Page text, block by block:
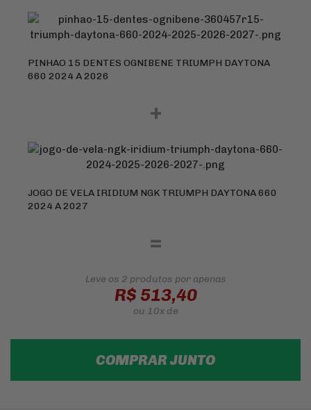
PINHAO 15 DENTES OGNIBENE TRIUMPH DAYTONA
660 2024 A 2026
+
JOGO DE VELA IRIDIUM NGK TRIUMPH DAYTONA 660
2024 A 2027
=
Leve os 2 produtos por apenas
R$ 513,40
ou 10xde
COMPRAR JUNTO